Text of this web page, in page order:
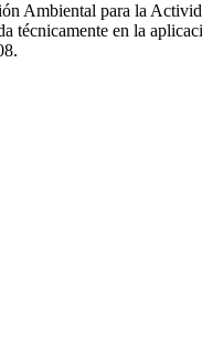
Ambiental para la
técnicamente en la